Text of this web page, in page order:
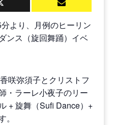
より、月例のヒーリン
ンス（旋回舞踊）イベ
咲弥須子とクリストフ
・ラーレ小夜子のリー
+ 旋舞（Sufi Dance）+